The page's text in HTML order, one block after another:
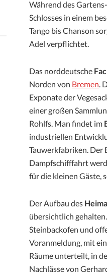
Während des
Schlosses in einem
Tango bis Chanson
Adel verpflichtet.
Das norddeutsche
Norden von Bremen .
Exponate der
einer großen
Rohlfs. Man findet im
industriellen
Tauwerkfabriken. Der
Dampfschifffahrt
für die kleinen Gäste,
Der Aufbau des
übersichtlich
Steinbackofen und
Voranmeldung, mit
Räume unterteilt, in
Nachlässe von